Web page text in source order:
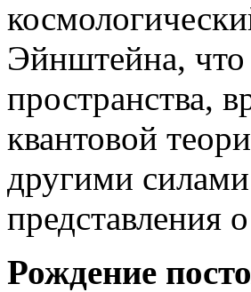
Эйнштейна,
пространства,
квантовой
другими
представления
Рождение